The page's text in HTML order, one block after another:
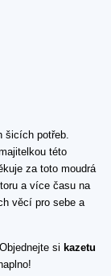
šicích potřeb.
této
za toto moudrá
a více času na
věcí pro sebe a
si kazetu